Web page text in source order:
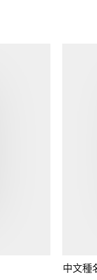
中文種